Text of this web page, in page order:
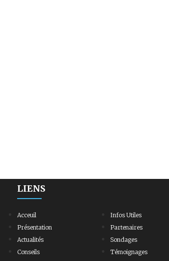
LIENS
Acceuil
Présentation
Actualités
Conseils
Infos Utiles
Partenaires
Sondages
Témoignages